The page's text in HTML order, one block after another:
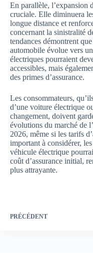
En parallèle, l’expansion
cruciale. Elle diminuera
longue distance et
concernant la sinistralité
tendances démontrent
automobile évolue vers
électriques pourraient
accessibles, mais
des primes d’assurance.
Les consommateurs,
d’une voiture électrique
changement, doivent
évolutions du marché de
2026, même si les tarifs
important à considérer,
véhicule électrique
coût d’assurance initial,
plus attrayante.
PRÉCÉDENT